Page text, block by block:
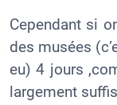
Cependant si
des musées
eu) 4 jours
largement